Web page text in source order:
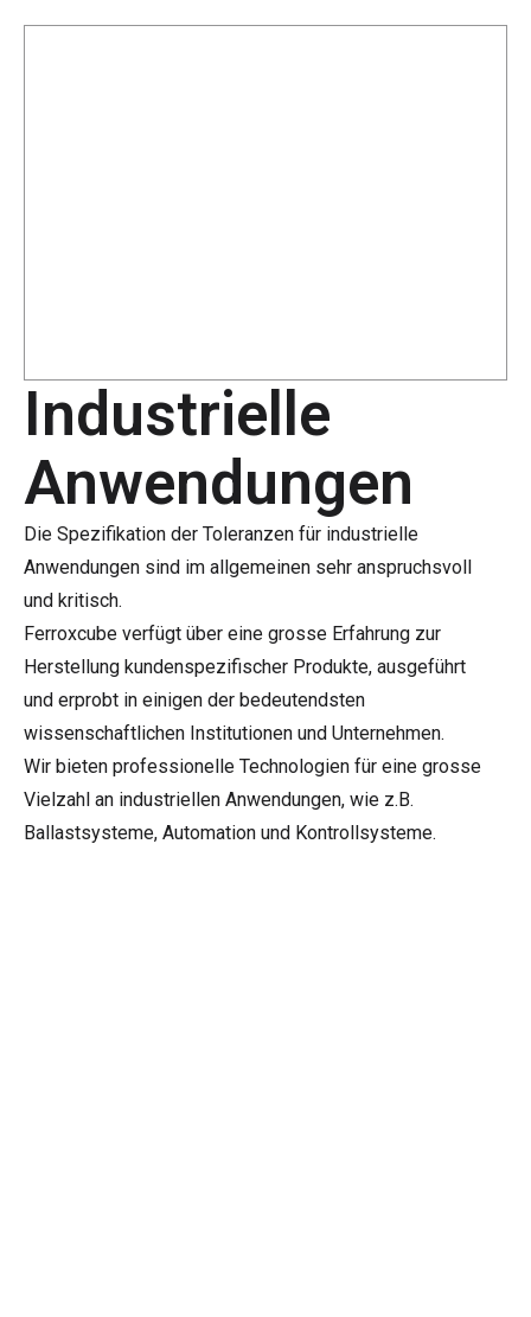
Industrielle
Anwendungen
Die Spezifikation der Toleranzen für industrielle
Anwendungen sind im allgemeinen sehr anspruchsvoll
und kritisch.
Ferroxcube verfügt über eine grosse Erfahrung zur
Herstellung kundenspezifischer Produkte, ausgeführt
und erprobt in einigen der bedeutendsten
wissenschaftlichen Institutionen und Unternehmen.
Wir bieten professionelle Technologien für eine grosse
Vielzahl an industriellen Anwendungen, wie z.B.
Ballastsysteme, Automation und Kontrollsysteme.